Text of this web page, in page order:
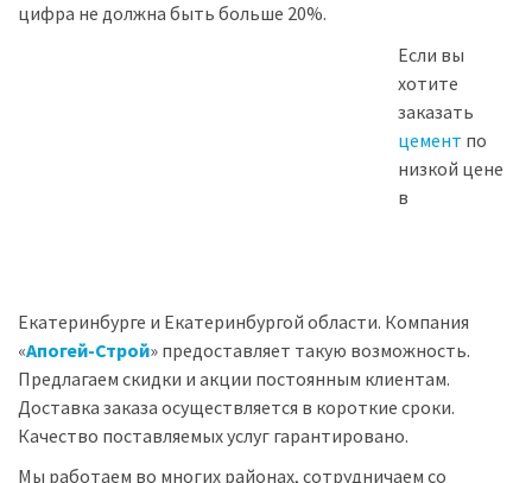
цифра не должна быть больше 20%.
Если вы
хотите
заказать
цемент по
низкой цене
в
Екатеринбурге и Екатеринбургой области. Компания
«Апогей-Строй» предоставляет такую возможность.
Предлагаем скидки и акции постоянным клиентам.
Доставка заказа осуществляется в короткие сроки.
Качество поставляемых услуг гарантировано.
Мы работаем во многих районах, сотрудничаем со